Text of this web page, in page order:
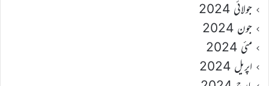
جولائی 2024
جون 2024
مئی 2024
اپریل 2024